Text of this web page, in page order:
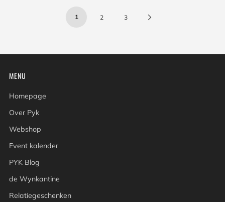
1 2 3
MENU
Homepage
Over Pyk
Webshop
Event kalender
PYK Blog
de Wynkantine
Relatiegeschenken